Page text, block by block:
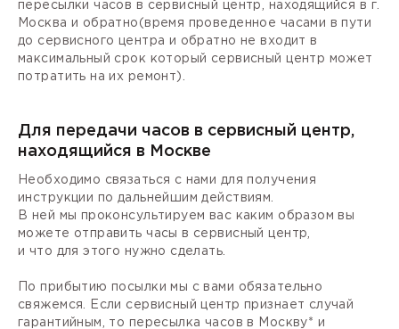
пересылки часов в сервисный центр, находящийся в г.
Москва и обратно(время проведенное часами в пути
до сервисного центра и обратно не входит в
максимальный срок который сервисный центр может
потратить на их ремонт).
Для передачи часов в сервисный центр,
находящийся в Москве
Необходимо связаться с нами для получения
инструкции по дальнейшим действиям.
В ней мы проконсультируем вас каким образом вы
можете отправить часы в сервисный центр,
и что для этого нужно сделать.
По прибытию посылки мы с вами обязательно
свяжемся. Если сервисный центр признает случай
гарантийным, то пересылка часов в Москву* и